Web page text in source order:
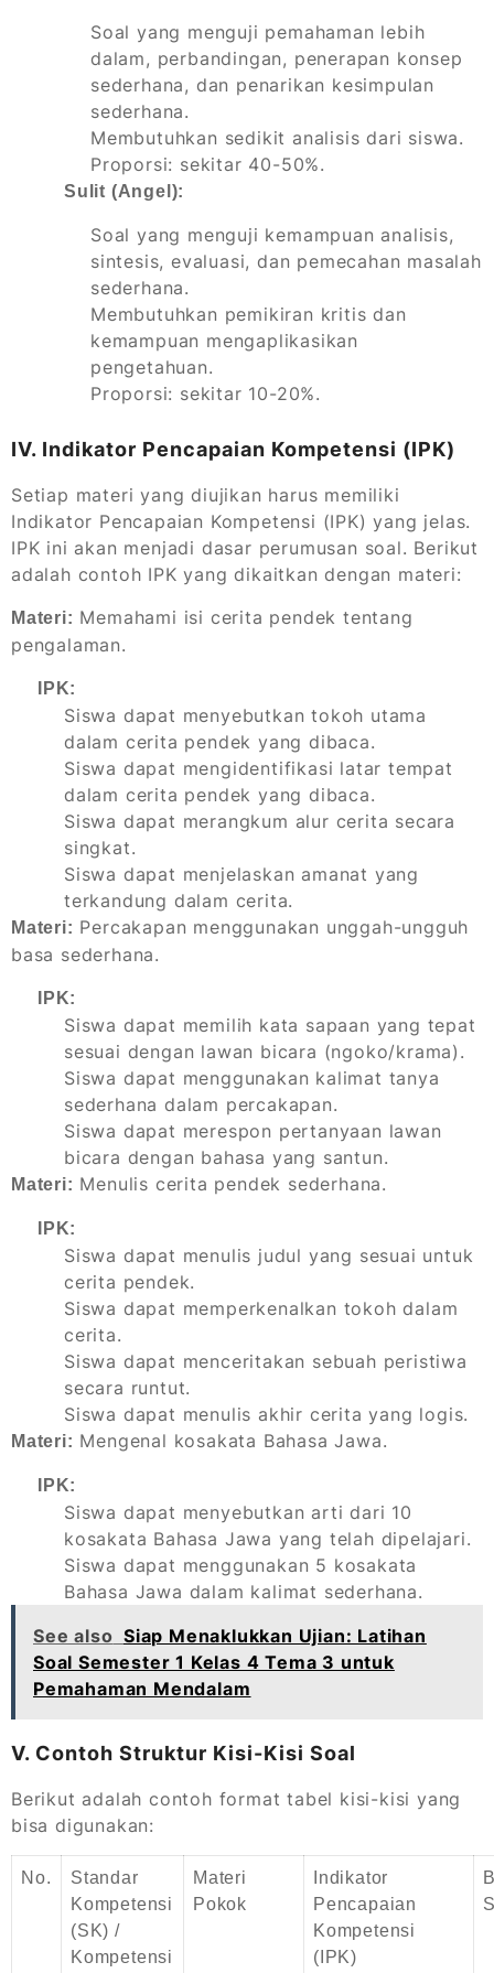
Soal yang menguji pemahaman lebih
dalam, perbandingan, penerapan konsep
sederhana, dan penarikan kesimpulan
sederhana.
Membutuhkan sedikit analisis dari siswa.
Proporsi: sekitar 40-50%.
Sulit (Angel):
Soal yang menguji kemampuan analisis,
sintesis, evaluasi, dan pemecahan masalah
sederhana.
Membutuhkan pemikiran kritis dan
kemampuan mengaplikasikan
pengetahuan.
Proporsi: sekitar 10-20%.
IV. Indikator Pencapaian Kompetensi (IPK)
Setiap materi yang diujikan harus memiliki
Indikator Pencapaian Kompetensi (IPK) yang jelas.
IPK ini akan menjadi dasar perumusan soal. Berikut
adalah contoh IPK yang dikaitkan dengan materi:
Materi: Memahami isi cerita pendek tentang
pengalaman.
IPK:
Siswa dapat menyebutkan tokoh utama
dalam cerita pendek yang dibaca.
Siswa dapat mengidentifikasi latar tempat
dalam cerita pendek yang dibaca.
Siswa dapat merangkum alur cerita secara
singkat.
Siswa dapat menjelaskan amanat yang
terkandung dalam cerita.
Materi: Percakapan menggunakan unggah-ungguh
basa sederhana.
IPK:
Siswa dapat memilih kata sapaan yang tepat
sesuai dengan lawan bicara (ngoko/krama).
Siswa dapat menggunakan kalimat tanya
sederhana dalam percakapan.
Siswa dapat merespon pertanyaan lawan
bicara dengan bahasa yang santun.
Materi: Menulis cerita pendek sederhana.
IPK:
Siswa dapat menulis judul yang sesuai untuk
cerita pendek.
Siswa dapat memperkenalkan tokoh dalam
cerita.
Siswa dapat menceritakan sebuah peristiwa
secara runtut.
Siswa dapat menulis akhir cerita yang logis.
Materi: Mengenal kosakata Bahasa Jawa.
IPK:
Siswa dapat menyebutkan arti dari 10
kosakata Bahasa Jawa yang telah dipelajari.
Siswa dapat menggunakan 5 kosakata
Bahasa Jawa dalam kalimat sederhana.
See also Siap Menaklukkan Ujian: Latihan
Soal Semester 1 Kelas 4 Tema 3 untuk
Pemahaman Mendalam
V. Contoh Struktur Kisi-Kisi Soal
Berikut adalah contoh format tabel kisi-kisi yang
bisa digunakan:
No.
Standar
Kompetensi
(SK) /
Kompetensi
Materi
Pokok
Indikator
Pencapaian
Kompetensi
(IPK)